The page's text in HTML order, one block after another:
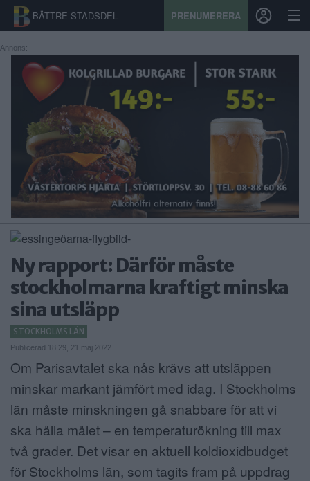
BÄTTRE STADSDEL PRENUMERERA
START
STADSDEL
PRENUMERATION
SPORT
ÅSIKTER
KALENDER
KONTAKT
SAMARBETEN
ANNONSERA
NÄRINGSLIV
MER
Annons:
Ny rapport: Därför måste
stockholmarna kraftigt minska
sina utsläpp
STOCKHOLMS LÄN
Publicerad 18:29, 21 maj 2022
Om Parisavtalet ska nås krävs att utsläppen
minskar markant jämfört med idag. I Stockholms
län måste minskningen gå snabbare för att vi
ska hålla målet – en temperaturökning till max
två grader. Det visar en aktuell koldioxidbudget
för Stockholms län, som tagits fram på uppdrag